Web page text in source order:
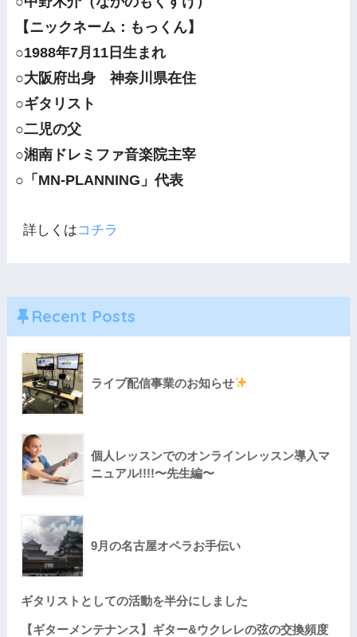
【ニックネーム：もっくん】
○1988年7月11日生まれ
○大阪府出身 神奈川県在住
○ギタリスト
○二児の父
○湘南ドレミファ音楽院主宰
○「MN-PLANNING」代表
詳しくはコチラ
Recent Posts
ライブ配信事業のお知らせ
個人レッスンでのオンラインレッスン導入マ
ニュアル!!!!〜先生編〜
9月の名古屋オペラお手伝い
ギタリストとしての活動を半分にしました
【ギターメンテナンス】ギター&ウクレレの弦の交換頻度